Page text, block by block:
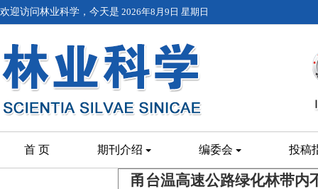
欢迎访问林业科学，今天是 2026年8月9日 星期日
首 页 期刊介绍 编委会 投稿
甬台温高速公路绿化林带内